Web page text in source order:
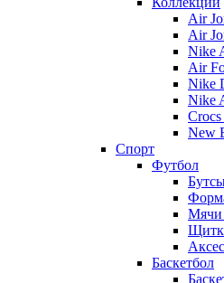
Air
Air
Nike
Air
Nike
Nike
New
Спорт
Футбол
Мячи
Баскетбол